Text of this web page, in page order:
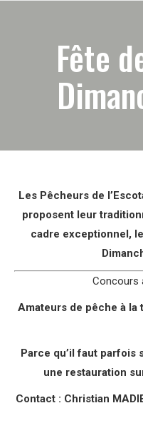
Fête
Les Pêcheurs de
proposent leur
cadre exceptionnel,
Concours
Amateurs de pêche à
Parce qu’il faut parfois
une restauration
Contact : Christian